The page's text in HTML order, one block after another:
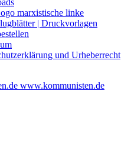
marxistische linke
| Druckvorlagen
und Urheberrecht
www.kommunisten.de